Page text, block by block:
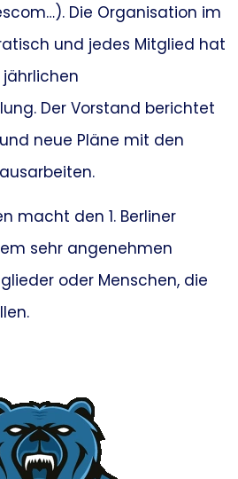
Die Organisation im
und jedes Mitglied hat
Der Vorstand berichtet
neue Pläne mit den
macht den 1. Berliner
sehr angenehmen
oder Menschen, die